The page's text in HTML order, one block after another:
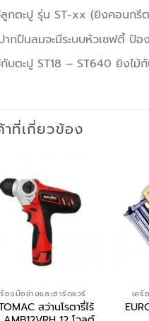
ลูกตะปู รุ่น ST-xx (ยิงคอนก
ากปืนลมจะมีระบบหัวเซฟตี้ ป้อ
กับตะปู ST18 – ST640 ยิงไ
ที่เกี่ยวข้อง
องมือช่างและฮาร์ดแวร์
สว่านโรตารี่ไร้
เครื่